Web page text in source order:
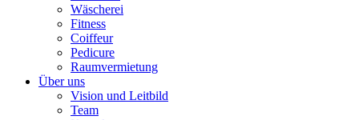
Wäscherei
Fitness
Coiffeur
Pedicure
Raumvermietung
Über uns
Vision und Leitbild
Team